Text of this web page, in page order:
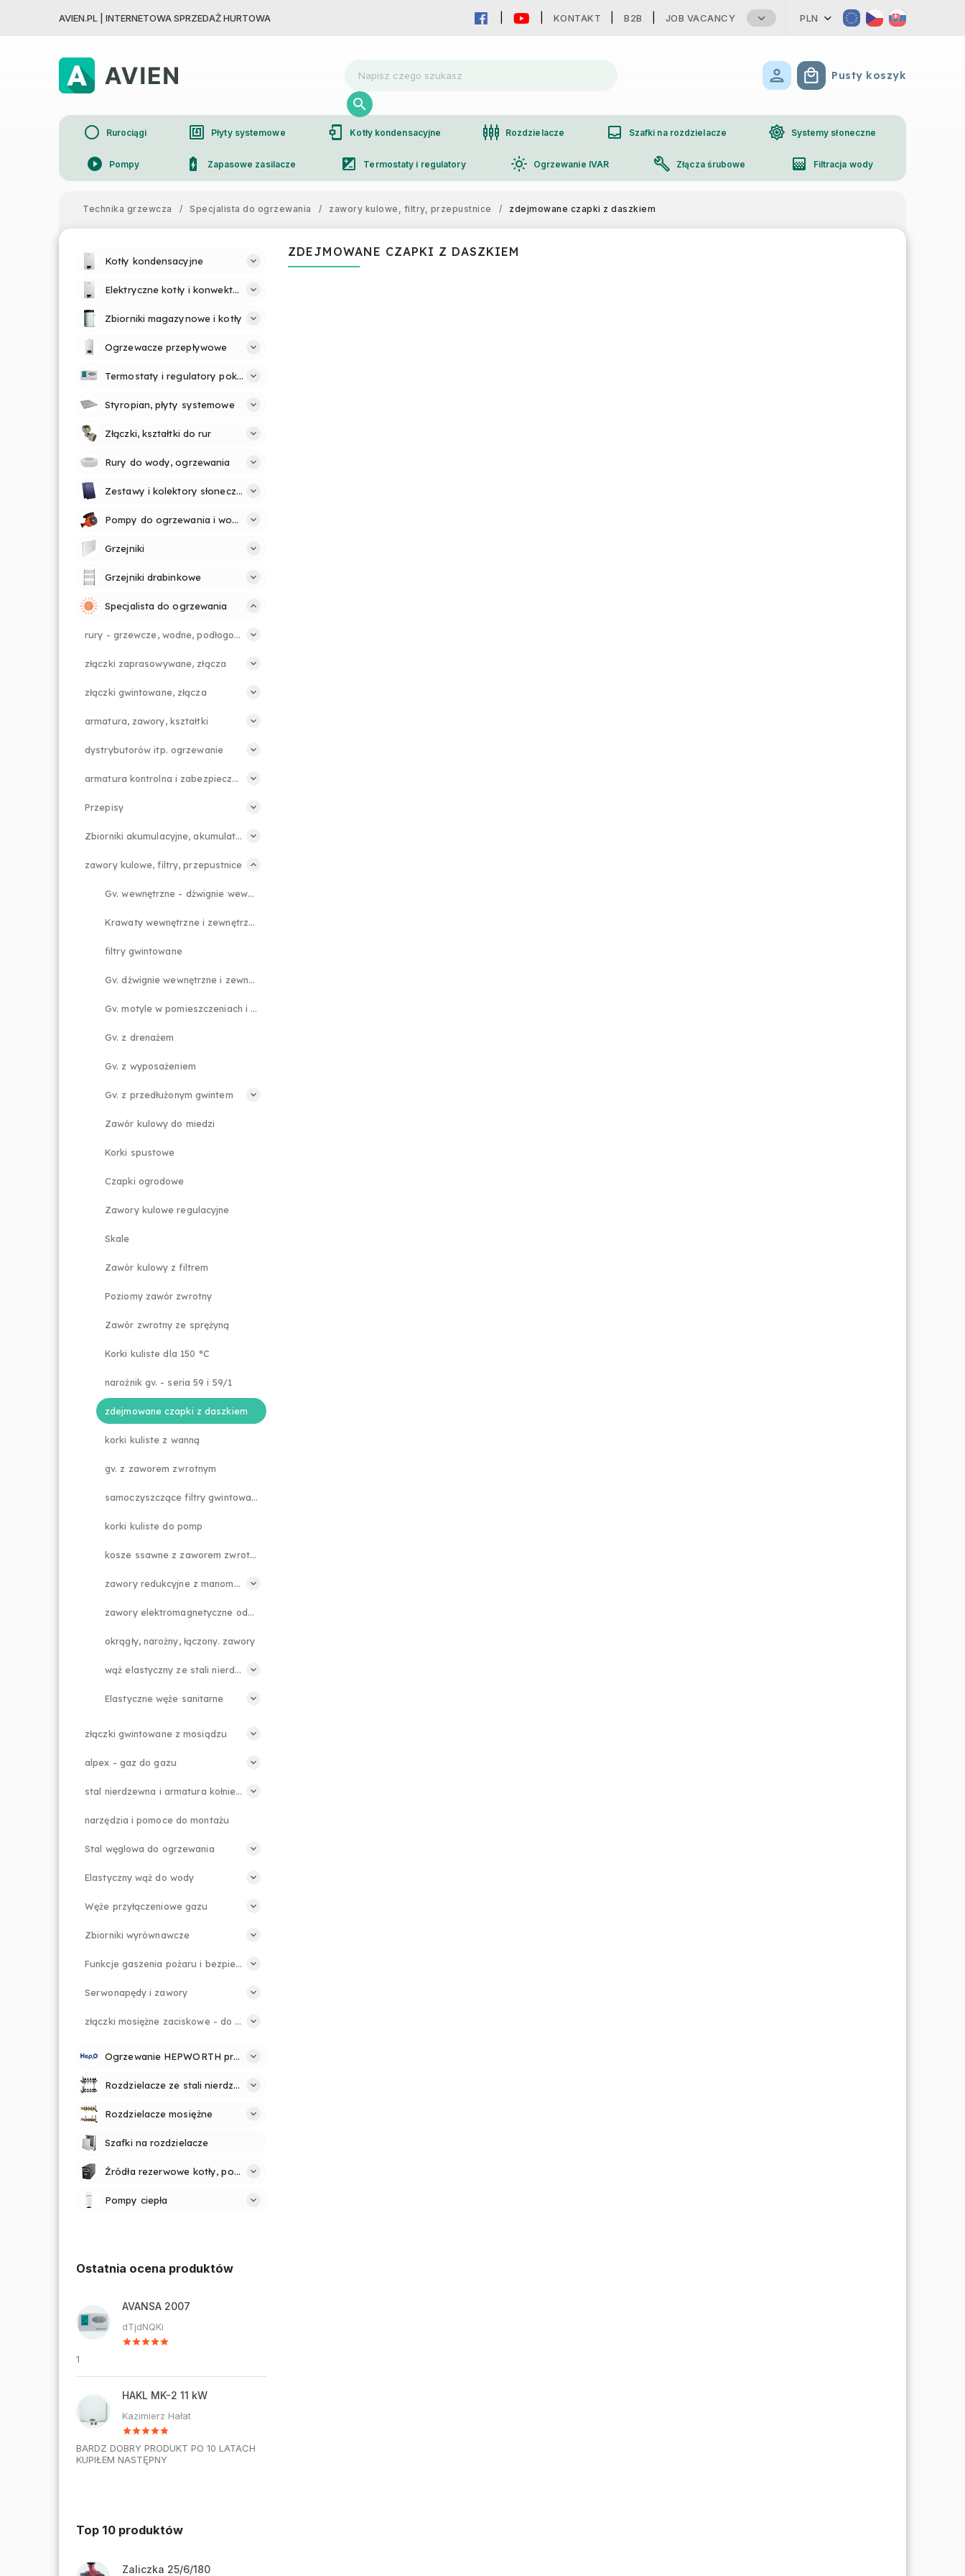
AVIEN.PL | INTERNETOWA SPRZEDAŻ HURTOWA KONTAKT B2B JOB VACANCY PLN
Koszyk
Pusty koszyk
circle Rurociągi nfc Płyty systemowe phonelink_setup Kotły kondensacyjne settings_input_component Rozdzielacze inbox Szafki na rozdzielacze brightness_high Systemy słoneczne
play_circle_filled Pompy battery_charging_full Zapasowe zasilacze iso Termostaty i regulatory light_mode Ogrzewanie IVAR build Złącza śrubowe gradient Filtracja wody
Technika grzewcza
/ Specjalista do ogrzewania / zawory kulowe, filtry, przepustnice / zdejmowane czapki z daszkiem
Kotły kondensacyjne
Elektryczne kotły i konwektory
Zbiorniki magazynowe i kotły
Ogrzewacze przepływowe
Termostaty i regulatory pokojowe
Styropian, płyty systemowe
Złączki, kształtki do rur
Rury do wody, ogrzewania
Zestawy i kolektory słoneczne
Pompy do ogrzewania i wody
Grzejniki
Grzejniki drabinkowe
Specjalista do ogrzewania
rury - grzewcze, wodne, podłogowe.
złączki zaprasowywane, złącza
złączki gwintowane, złącza
armatura, zawory, kształtki
dystrybutorów itp. ogrzewanie
armatura kontrolna i zabezpieczająca
Przepisy
Zbiorniki akumulacyjne, akumulatory
zawory kulowe, filtry, przepustnice
Gv. wewnętrzne - dźwignie wewnętrzne
Krawaty wewnętrzne i zewnętrzne Gv.
filtry gwintowane
Gv. dźwignie wewnętrzne i zewnętrzne
Gv. motyle w pomieszczeniach i na zewnątrz
Gv. z drenażem
Gv. z wyposażeniem
Gv. z przedłużonym gwintem
Zawór kulowy do miedzi
Korki spustowe
Czapki ogrodowe
Zawory kulowe regulacyjne
Skale
Zawór kulowy z filtrem
Poziomy zawór zwrotny
Zawór zwrotny ze sprężyną
Korki kuliste dla 150 °C
narożnik gv. - seria 59 i 59/1
zdejmowane czapki z daszkiem
korki kuliste z wanną
gv. z zaworem zwrotnym
samoczyszczące filtry gwintowane
korki kuliste do pomp
kosze ssawne z zaworem zwrotnym
zawory redukcyjne z manometrem
zawory elektromagnetyczne odcinające
okrągły, narożny, łączony. zawory
wąż elastyczny ze stali nierdzewnej
Elastyczne węże sanitarne
złączki gwintowane z mosiądzu
alpex - gaz do gazu
stal nierdzewna i armatura kołnierzowa
narzędzia i pomoce do montażu
Stal węglowa do ogrzewania
Elastyczny wąż do wody
Węże przyłączeniowe gazu
Zbiorniki wyrównawcze
Funkcje gaszenia pożaru i bezpieczeństwa
Serwonapędy i zawory
złączki mosiężne zaciskowe - do rur PE
Ogrzewanie HEPWORTH profesjonalnie i prosto
Rozdzielacze ze stali nierdzewnej
Rozdzielacze mosiężne
Szafki na rozdzielacze
Źródła rezerwowe kotły, pompy
Pompy ciepła
Ostatnia ocena produktów
AVANSA 2007
dTjdNQKi
1
HAKL MK-2 11 kW
Kazimierz Hałat
BARDZ DOBRY PRODUKT PO 10 LATACH
KUPIŁEM NASTĘPNY
Top 10 produktów
Zaliczka 25/6/180
ZDEJMOWANE CZAPKI Z DASZKIEM